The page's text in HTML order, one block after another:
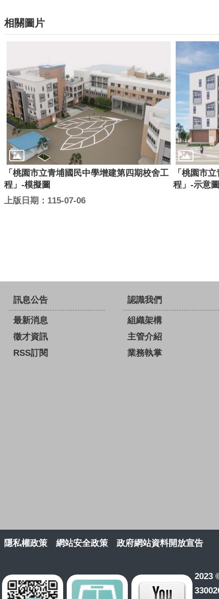
相關圖片
「桃園市立青埔國民中學增建第四期校舍工
程」-模擬圖
「桃園市
程」-示意圖
上版日期：115-07-06
訊息公告
最新消息
徵才資訊
RSS訂閱
認識我們
組織架構
主管介紹
業務執掌
隱私權政策 網站安全政策 政府網站資料開放宣告
2023